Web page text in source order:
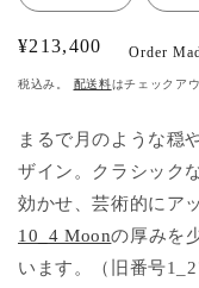
通
常
格
¥213,400 Order
税込み。 配送料はチェックア
まるで月のような穏
ザイン。クラシック
効かせ、芸術的にア
10_4 Moonの厚みを
います。（旧番号